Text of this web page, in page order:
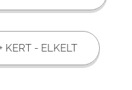
KERT - ELKELT